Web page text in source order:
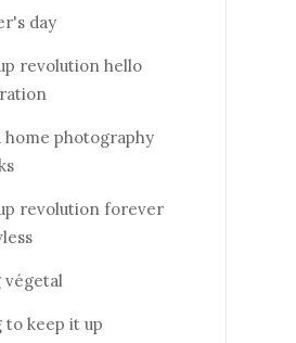
day
revolution hello
photography
revolution forever
keep it up